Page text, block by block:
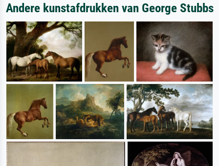
Andere kunstafdrukken van George Stubbs